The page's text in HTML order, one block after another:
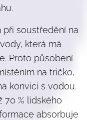
soustředění na
která má
Proto působení
na tričko,
konvici s vodou.
70 % lidského
absorbuje